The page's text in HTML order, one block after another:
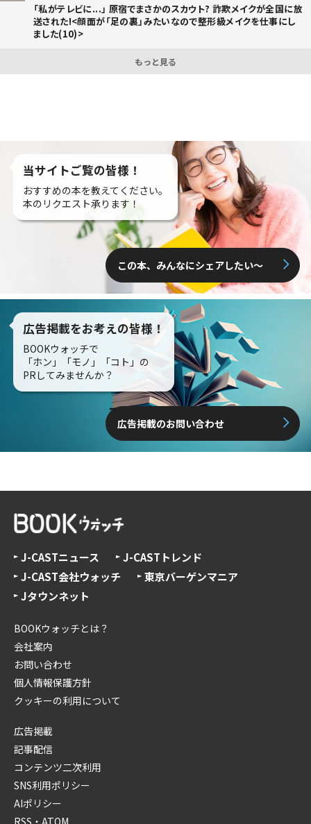
「私がテレビに...」 原宿でまさかのスカウト? 詐欺メイクが全国に放
送された!<顔面が「足の裏」みたいなので整形級メイクを仕事にし
ました(10)>
もっと見る
当サイトご覧の皆様！
おすすめの本を教えてください。
本のリクエスト承ります！
この本、みんなにシェアしたい〜
広告掲載をお考えの皆様！
BOOKウォッチで
「ホン」「モノ」「コト」の
PRしてみませんか？
広告掲載のお問い合わせ
J-CASTニュース
J-CASTトレンド
J-CAST会社ウォッチ
東京バーゲンマニア
Jタウンネット
BOOKウォッチとは？
会社案内
お問い合わせ
個人情報保護方針
クッキーの利用について
広告掲載
記事配信
コンテンツ二次利用
SNS利用ポリシー
AIポリシー